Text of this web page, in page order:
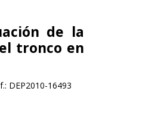
de la
tronco en
DEP2010-16493